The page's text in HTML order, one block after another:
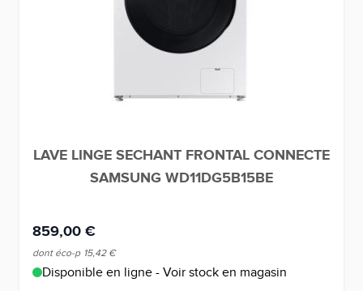
LAVE LINGE SECHANT FRONTAL CONNECTE
SAMSUNG WD11DG5B15BE
859,00 €
dont éco-p 15,42 €
Disponible en ligne - Voir stock en magasin